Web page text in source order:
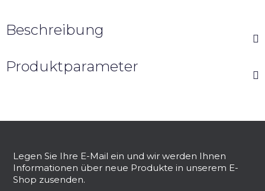
Beschreibung
Produktparameter
Legen Sie Ihre E-Mail ein und wir werden Ihnen
Informationen über neue Produkte in unserem E-
Shop zusenden.